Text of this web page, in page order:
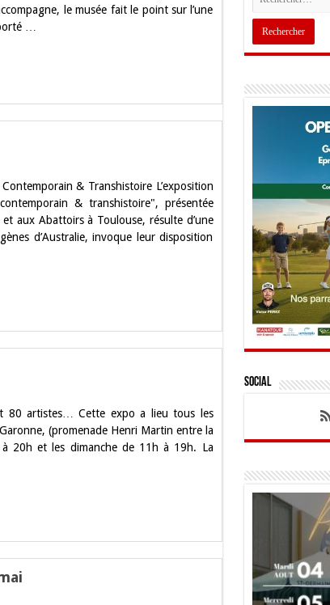
le musée fait le point sur l’une
…
& Transhistoire L’exposition
& transhistoire", présentée
aux Abattoirs à Toulouse, résulte d’une
d’Australie, invoque leur disposition
80 artistes… Cette expo a lieu tous les
(promenade Henri Martin entre la
20h et les dimanche de 11h à 19h. La
Social